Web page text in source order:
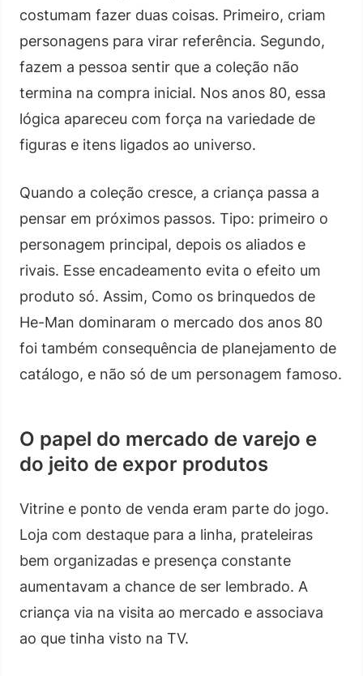
costumam fazer duas coisas. Primeiro, criam
personagens para virar referência. Segundo,
fazem a pessoa sentir que a coleção não
termina na compra inicial. Nos anos 80, essa
lógica apareceu com força na variedade de
figuras e itens ligados ao universo.
Quando a coleção cresce, a criança passa a
pensar em próximos passos. Tipo: primeiro o
personagem principal, depois os aliados e
rivais. Esse encadeamento evita o efeito um
produto só. Assim, Como os brinquedos de
He-Man dominaram o mercado dos anos 80
foi também consequência de planejamento de
catálogo, e não só de um personagem famoso.
O papel do mercado de varejo e
do jeito de expor produtos
Vitrine e ponto de venda eram parte do jogo.
Loja com destaque para a linha, prateleiras
bem organizadas e presença constante
aumentavam a chance de ser lembrado. A
criança via na visita ao mercado e associava
ao que tinha visto na TV.